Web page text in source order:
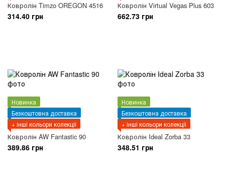
Ковролін Timzo OREGON 4516
314.40 грн
Ковролін Virtual Vegas Plus 603
662.73 грн
Новинка
Безкоштовна доставка
+ інші кольори колекції
Ковролін AW Fantastic 90
389.86 грн
Новинка
Безкоштовна доставка
+ інші кольори колекції
Ковролін Ideal Zorba 33
348.51 грн